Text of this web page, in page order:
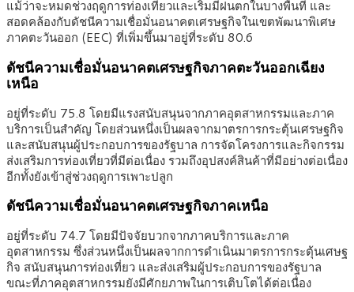
แม้ว่าจะหมดช่วงฤดูการท่องเที่ยวและเริ่มมีฝนตกในบางพื้นที่ และ
สอดคล้องกับดัชนีความเชื่อมั่นอนาคตเศรษฐกิจในเขตพัฒนาพิเศษ
ภาคตะวันออก (EEC) ที่เพิ่มขึ้นมาอยู่ที่ระดับ 80.6
ดัชนีความเชื่อมั่นอนาคตเศรษฐกิจภาคตะวันออกเฉียง
เหนือ
อยู่ที่ระดับ 75.8 โดยมีแรงสนับสนุนจากภาคอุตสาหกรรมและภาค
บริการเป็นสำคัญ โดยส่วนหนึ่งเป็นผลจากมาตรการกระตุ้นเศรษฐกิจ
และสนับสนุนผู้ประกอบการของรัฐบาล การจัดโครงการและกิจกรรม
ส่งเสริมการท่องเที่ยวที่มีต่อเนื่อง รวมถึงอุปสงค์สินค้าที่มีอย่างต่อเนื่อง
อีกทั้งยังเข้าสู่ช่วงฤดูการเพาะปลูก
ดัชนีความเชื่อมั่นอนาคตเศรษฐกิจภาคเหนือ
อยู่ที่ระดับ 74.7 โดยมีปัจจัยบวกจากภาคบริการและภาค
อุตสาหกรรม ซึ่งส่วนหนึ่งเป็นผลจากการดำเนินมาตรการกระตุ้นเศษฐ
กิจ สนับสนุนการท่องเที่ยว และส่งเสริมผู้ประกอบการของรัฐบาล
ขณะที่ภาคอุตสาหกรรมยังมีศักยภาพในการเติบโตได้ต่อเนื่อง